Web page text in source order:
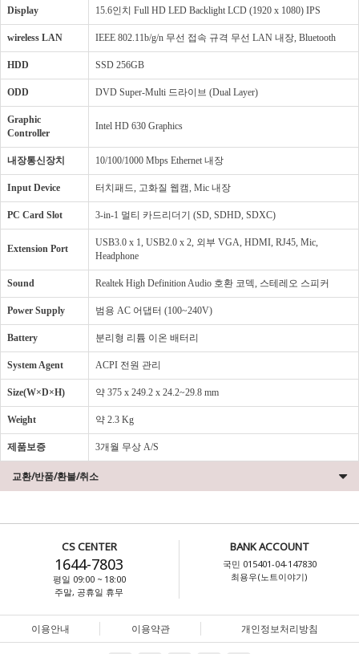
Display 15.6인치 Full HD LED Backlight LCD (1920 x 1080) IPS
wireless LAN IEEE 802.11b/g/n 무선 접속 규격 무선 LAN 내장, Bluetooth
HDD SSD 256GB
ODD DVD Super-Multi 드라이브 (Dual Layer)
Graphic
Controller
Intel HD 630 Graphics
내장통신장치 10/100/1000 Mbps Ethernet 내장
Input Device 터치패드, 고화질 웹캠, Mic 내장
PC Card Slot 3-in-1 멀티 카드리더기 (SD, SDHD, SDXC)
Extension Port
USB3.0 x 1, USB2.0 x 2, 외부 VGA, HDMI, RJ45, Mic,
Headphone
Sound Realtek High Definition Audio 호환 코덱, 스테레오 스피커
Power Supply 범용 AC 어댑터 (100~240V)
Battery 분리형 리튬 이온 배터리
System Agent ACPI 전원 관리
Size(W×D×H) 약 375 x 249.2 x 24.2~29.8 mm
Weight 약 2.3 Kg
제품보증 3개월 무상 A/S
교환/반품/환불/취소
CS CENTER
1644-7803
평일 09:00 ~ 18:00
주말, 공휴일 휴무
BANK ACCOUNT
국민 015401-04-147830
최용우(노트이야기)
이용안내 이용약관 개인정보처리방침